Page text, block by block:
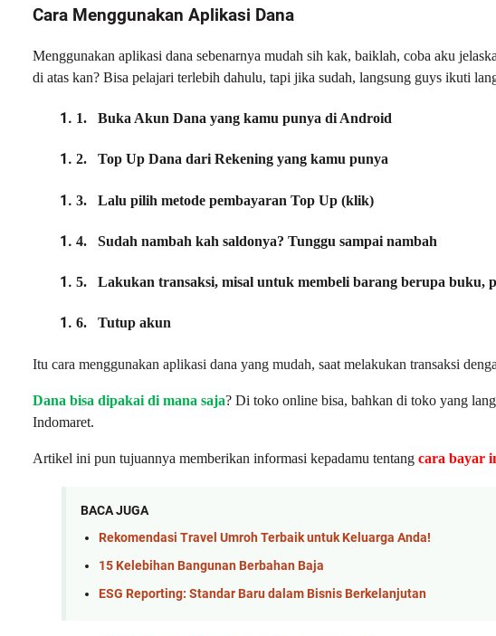
Cara Menggunakan Aplikasi Dana
Menggunakan aplikasi dana sebenarnya mudah sih kak, baiklah, coba aku
di atas kan? Bisa pelajari terlebih dahulu, tapi jika sudah, langsung guys ikuti
1. Buka Akun Dana yang kamu punya di Android
2. Top Up Dana dari Rekening yang kamu punya
3. Lalu pilih metode pembayaran Top Up (klik)
4. Sudah nambah kah saldonya? Tunggu sampai nambah
5. Lakukan transaksi, misal untuk membeli barang berupa buku,
6. Tutup akun
Itu cara menggunakan aplikasi dana yang mudah, saat melakukan transaksi
Dana bisa dipakai di mana saja? Di toko online bisa, bahkan di toko yang
Indomaret.
Artikel ini pun tujuannya memberikan informasi kepadamu tentang cara bayar
BACA JUGA
Rekomendasi Travel Umroh Terbaik untuk Keluarga Anda!
15 Kelebihan Bangunan Berbahan Baja
ESG Reporting: Standar Baru dalam Bisnis Berkelanjutan